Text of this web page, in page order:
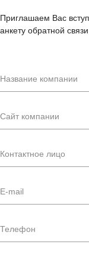
Приглашаем Вас
анкету обратной